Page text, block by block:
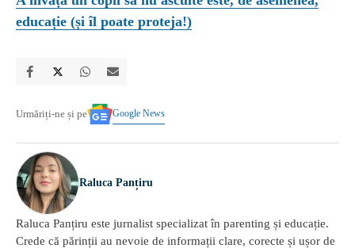
educație (și îl poate proteja!)
Urmăriți-ne și pe Google News
Raluca Panțiru
Raluca Panțiru este jurnalist specializat în parenting și educație.
Crede că părinții au nevoie de informații clare, corecte și ușor de